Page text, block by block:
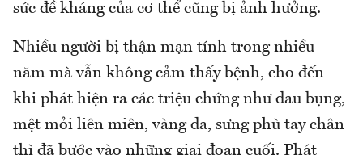
sức đề kháng của cơ thể cũng bị ảnh hưởng.
Nhiều người bị thận mạn tính trong nhiều
năm mà vẫn không cảm thấy bệnh, cho đến
khi phát hiện ra các triệu chứng như đau bụng,
mệt mỏi liên miên, vàng da, sưng phù tay chân
thì đã bước vào những giai đoạn cuối. Phát